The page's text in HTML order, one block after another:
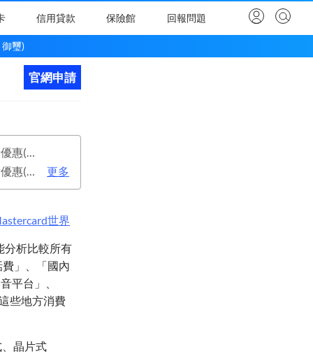
信用貸款 保險館 回報問題
璽)
立即申請
官網申請
首年年費：1800元(有條件免年費), 成功申請電子帳單、行動帳單享終身免年費優惠(不得同時持有紙本帳單方可享有，如取消電子帳單、行動帳單後將恢復原年費收費辦法收取年費。)
次年年費：1800元(有條件免年費), 成功申請電子帳單、行動帳單享終身免年費優惠(不得同時持有紙本帳單方可享有，如取消電子帳單、行動帳單後將恢復原年費收費辦法收取年費。)
更多
世界
分析比較所有
」、「國內
平台」、
些地方消費
、晶片式